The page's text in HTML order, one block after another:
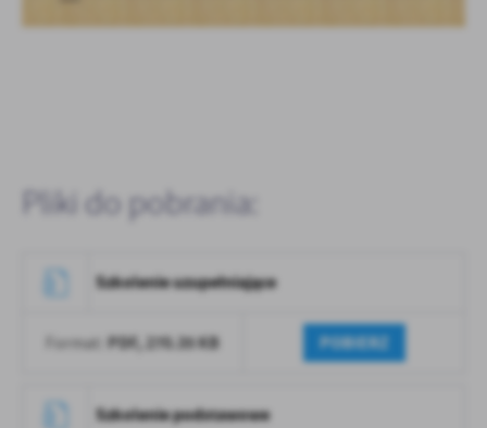
Pliki do pobrania:
Szkolenie uzupełniające
Format: PDF, 270.35 KB POBIERZ
Szkolenie podstawowe